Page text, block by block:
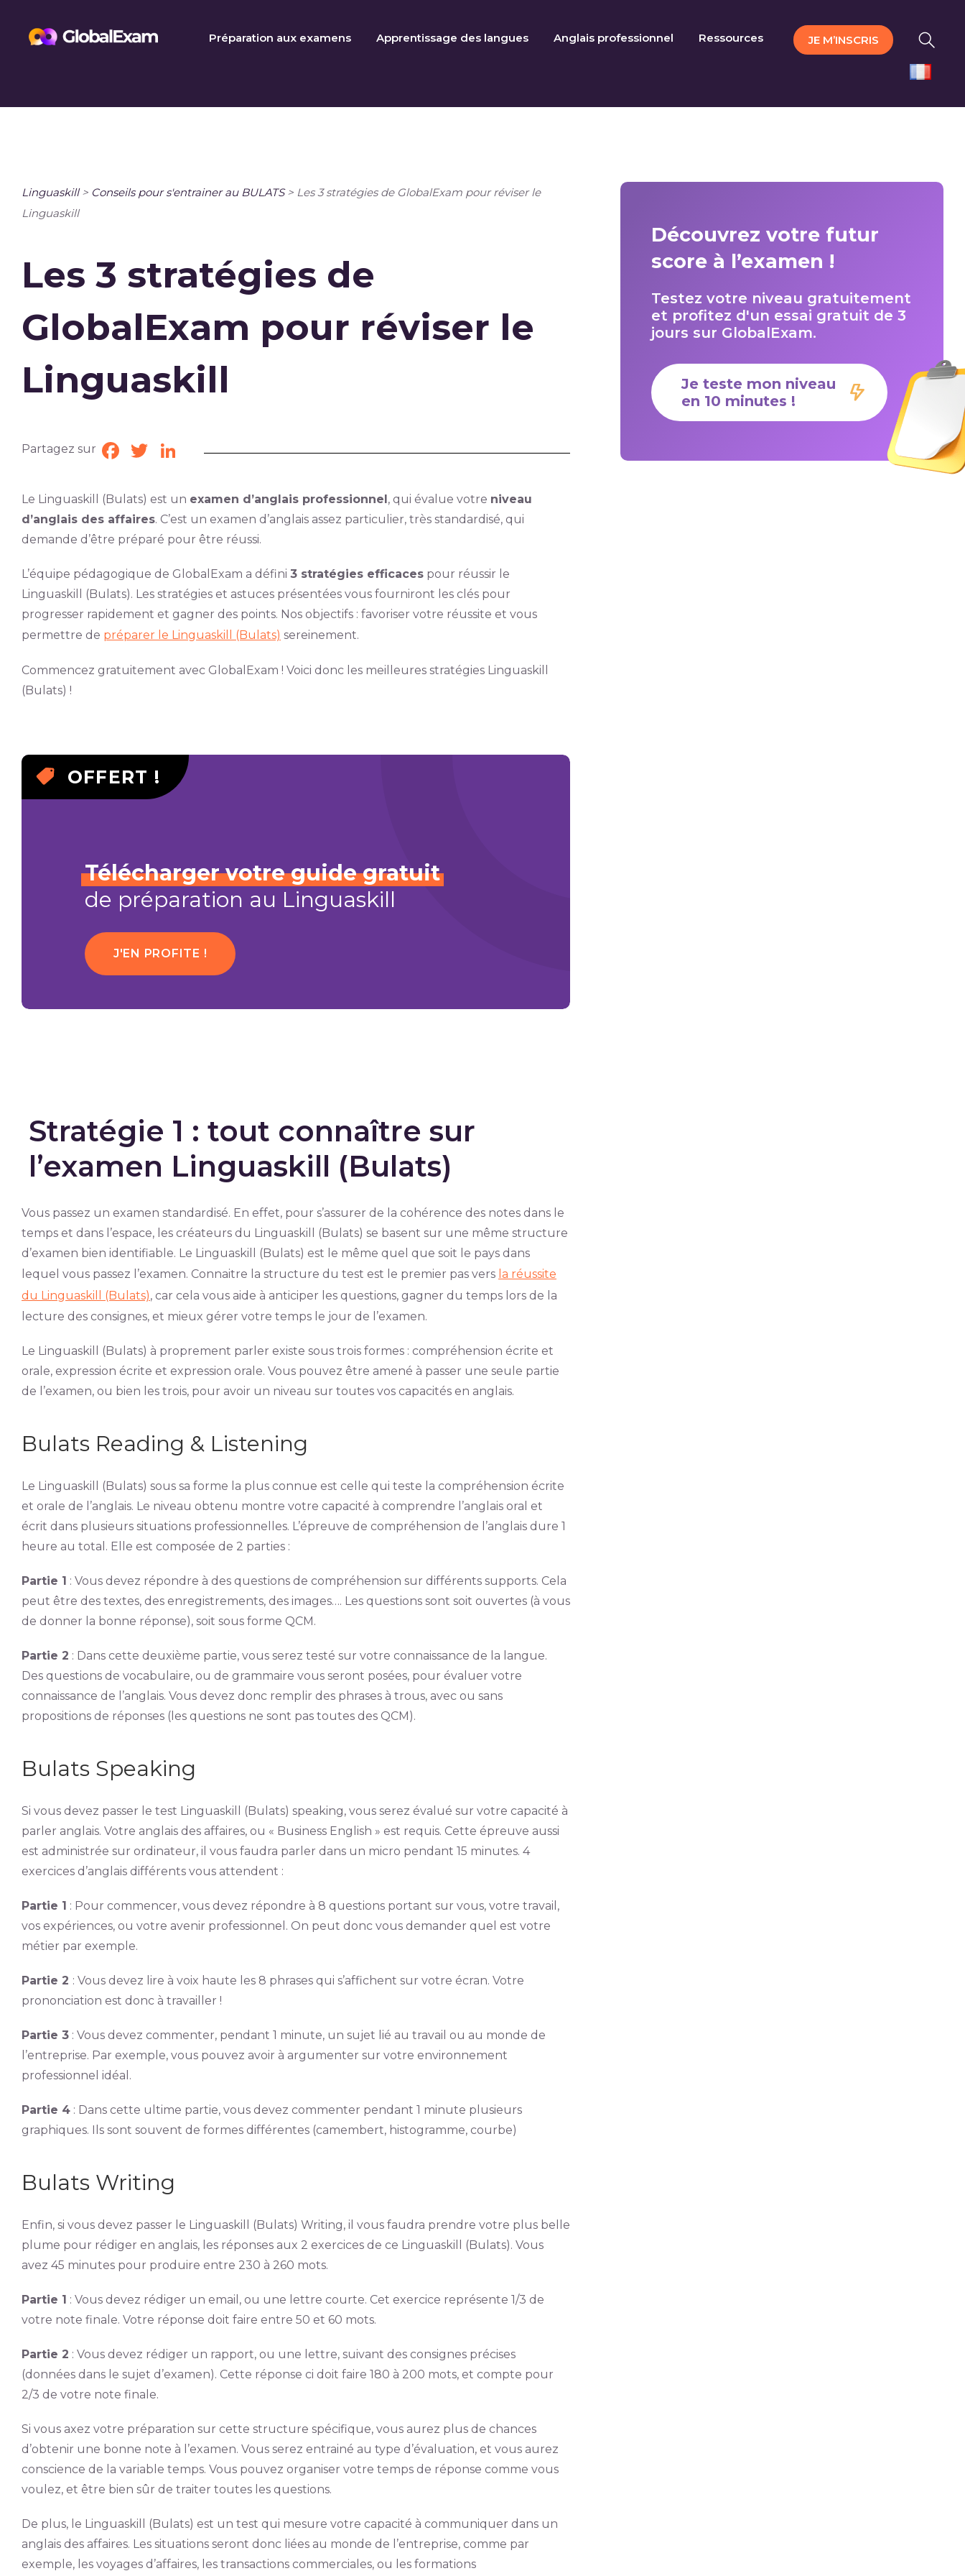
Préparation aux examens Apprentissage des langues Anglais professionnel Ressources JE M’INSCRIS
Linguaskill> Conseils pour s'entrainer au BULATS> Les 3 stratégies de GlobalExam pour réviser le
Linguaskill
Les 3 stratégies de
GlobalExam pour réviser le
Linguaskill
Partagez sur Facebook
TwitterLinkedIn
Le Linguaskill (Bulats) est un examen d’anglais professionnel, qui évalue votre niveau
d’anglais des affaires. C’est un examen d’anglais assez particulier, très standardisé, qui
demande d’être préparé pour être réussi.
L’équipe pédagogique de GlobalExam a défini 3 stratégies efficacespour réussir le
Linguaskill (Bulats). Les stratégies et astuces présentées vous fourniront les clés pour
progresser rapidement et gagner des points. Nos objectifs : favoriser votre réussite et vous
permettre de préparer le Linguaskill (Bulats) sereinement.
Commencez gratuitement avec GlobalExam ! Voici donc les meilleures stratégies Linguaskill
(Bulats) !
OFFERT !
Télécharger votre guide gratuit
de préparation au Linguaskill
J'EN PROFITE !
Stratégie 1 : tout connaître sur
l’examen Linguaskill (Bulats)
Vous passez un examen standardisé. En effet, pour s’assurer de la cohérence des notes dans le
temps et dans l’espace, les créateurs du Linguaskill (Bulats) se basent sur une même structure
d’examen bien identifiable. Le Linguaskill (Bulats) est le même quel que soit le pays dans
lequel vous passez l’examen. Connaitre la structure du test est le premier pas vers la réussite
du Linguaskill (Bulats), car cela vous aide à anticiper les questions, gagner du temps lors de la
lecture des consignes, et mieux gérer votre temps le jour de l’examen.
Le Linguaskill (Bulats) à proprement parler existe sous trois formes : compréhension écrite et
orale, expression écrite et expression orale. Vous pouvez être amené à passer une seule partie
de l’examen, ou bien les trois, pour avoir un niveau sur toutes vos capacités en anglais.
Bulats Reading & Listening
Le Linguaskill (Bulats) sous sa forme la plus connue est celle qui teste la compréhension écrite
et orale de l’anglais. Le niveau obtenu montre votre capacité à comprendre l’anglais oral et
écrit dans plusieurs situations professionnelles. L’épreuve de compréhension de l’anglais dure 1
heure au total. Elle est composée de 2 parties :
Partie 1 : Vous devez répondre à des questions de compréhension sur différents supports. Cela
peut être des textes, des enregistrements, des images…. Les questions sont soit ouvertes (à vous
de donner la bonne réponse), soit sous forme QCM.
Partie 2 : Dans cette deuxième partie, vous serez testé sur votre connaissance de la langue.
Des questions de vocabulaire, ou de grammaire vous seront posées, pour évaluer votre
connaissance de l’anglais. Vous devez donc remplir des phrases à trous, avec ou sans
propositions de réponses (les questions ne sont pas toutes des QCM).
Bulats Speaking
Si vous devez passer le test Linguaskill (Bulats) speaking, vous serez évalué sur votre capacité à
parler anglais. Votre anglais des affaires, ou « Business English » est requis. Cette épreuve aussi
est administrée sur ordinateur, il vous faudra parler dans un micro pendant 15 minutes. 4
exercices d’anglais différents vous attendent :
Partie 1 : Pour commencer, vous devez répondre à 8 questions portant sur vous, votre travail,
vos expériences, ou votre avenir professionnel. On peut donc vous demander quel est votre
métier par exemple.
Partie 2 : Vous devez lire à voix haute les 8 phrases qui s’affichent sur votre écran. Votre
prononciation est donc à travailler !
Partie 3: Vous devez commenter, pendant 1 minute, un sujet lié au travail ou au monde de
l’entreprise. Par exemple, vous pouvez avoir à argumenter sur votre environnement
professionnel idéal.
Partie 4: Dans cette ultime partie, vous devez commenter pendant 1 minute plusieurs
graphiques. Ils sont souvent de formes différentes (camembert, histogramme, courbe)
Bulats Writing
Enfin, si vous devez passer le Linguaskill (Bulats) Writing, il vous faudra prendre votre plus belle
plume pour rédiger en anglais, les réponses aux 2 exercices de ce Linguaskill (Bulats). Vous
avez 45 minutes pour produire entre 230 à 260 mots.
Partie 1 : Vous devez rédiger un email, ou une lettre courte. Cet exercice représente 1/3 de
votre note finale. Votre réponse doit faire entre 50 et 60 mots.
Partie 2 : Vous devez rédiger un rapport, ou une lettre, suivant des consignes précises
(données dans le sujet d’examen). Cette réponse ci doit faire 180 à 200 mots, et compte pour
2/3 de votre note finale.
Si vous axez votre préparation sur cette structure spécifique, vous aurez plus de chances
d’obtenir une bonne note à l’examen. Vous serez entrainé au type d’évaluation, et vous aurez
conscience de la variable temps. Vous pouvez organiser votre temps de réponse comme vous
voulez, et être bien sûr de traiter toutes les questions.
De plus, le Linguaskill (Bulats) est un test qui mesure votre capacité à communiquer dans un
anglais des affaires. Les situations seront donc liées au monde de l’entreprise, comme par
exemple, les voyages d’affaires, les transactions commerciales, ou les formations
Découvrez votre futur
score à l’examen !
Testez votre niveau gratuitement
et profitez d'un essai gratuit de 3
jours sur GlobalExam.
Je teste mon niveau
en 10 minutes !